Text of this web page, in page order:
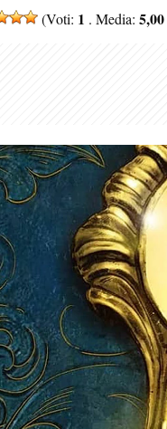
(Voti: 1 . Media: 5,00